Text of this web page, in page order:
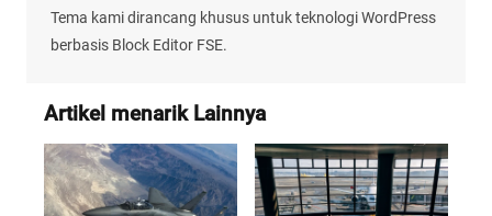
Tema kami dirancang khusus untuk teknologi WordPress
berbasis Block Editor FSE.
Artikel menarik Lainnya